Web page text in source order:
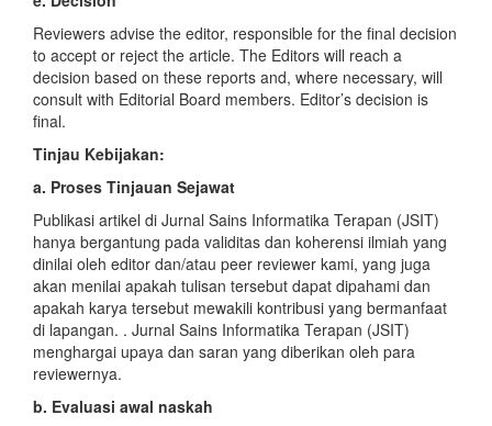
Reviewers advise the editor, responsible for the final decision
to accept or reject the article. The Editors will reach a
decision based on these reports and, where necessary, will
consult with Editorial Board members. Editor’s decision is
final.
Tinjau Kebijakan:
a. Proses Tinjauan Sejawat
Publikasi artikel di Jurnal Sains Informatika Terapan (JSIT)
hanya bergantung pada validitas dan koherensi ilmiah yang
dinilai oleh editor dan/atau peer reviewer kami, yang juga
akan menilai apakah tulisan tersebut dapat dipahami dan
apakah karya tersebut mewakili kontribusi yang bermanfaat
di lapangan. . Jurnal Sains Informatika Terapan (JSIT)
menghargai upaya dan saran yang diberikan oleh para
reviewernya.
b. Evaluasi awal naskah